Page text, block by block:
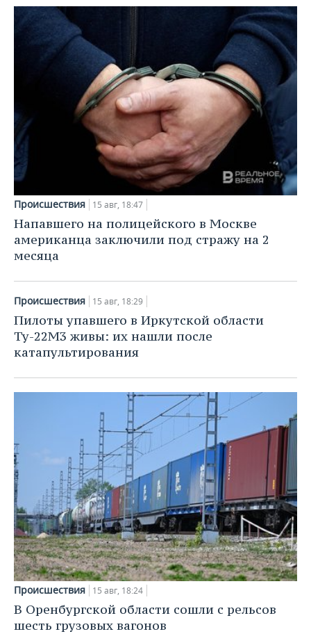
Происшествия 15 авг, 18:47
Напавшего на полицейского в Москве
американца заключили под стражу на 2
месяца
Происшествия 15 авг, 18:29
Пилоты упавшего в Иркутской области
Ту-22М3 живы: их нашли после
катапультирования
Происшествия 15 авг, 18:24
В Оренбургской области сошли с рельсов
шесть грузовых вагонов